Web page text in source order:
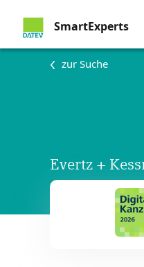
SmartExperts
zur Suche
Evertz +